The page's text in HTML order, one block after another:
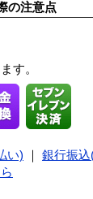
の注意点
す。
い) 銀行振